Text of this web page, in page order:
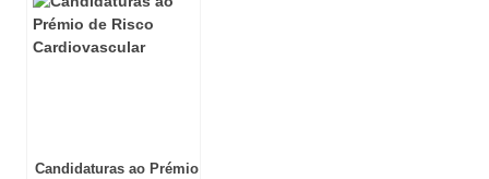
Candidaturas ao Prémio